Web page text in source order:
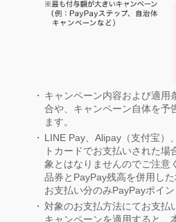
キャンペーン内容および適用
合や、キャンペーン自体を予
ます。
LINE Pay、Alipay（支付宝）
トカードでお支払いされた
象とはなりませんのでご注意
品券とPayPay残高を併用し
お支払い分のみPayPayポイ
対象のお支払方法にてお支払
キャンペーンを適用すると、